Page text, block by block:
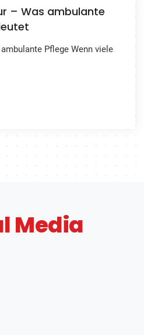
– Was ambulante
Pflege Wenn viele
Media